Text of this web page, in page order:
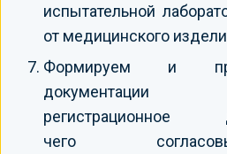
испытательной
от медицинского
Формируем и
документации
чего